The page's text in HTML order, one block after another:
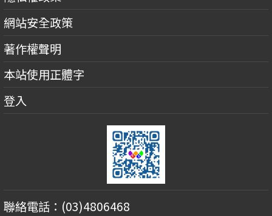
網站安全政策
著作權聲明
本站使用正體字
登入
聯絡電話：(03)4806468